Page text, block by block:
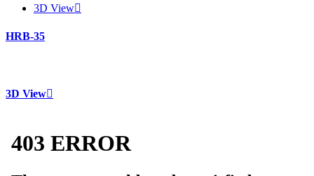
3D View
HRB-35
3D View